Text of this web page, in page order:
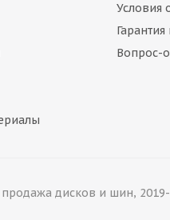
Условия
Вопрос-
дисков и шин, 2019-